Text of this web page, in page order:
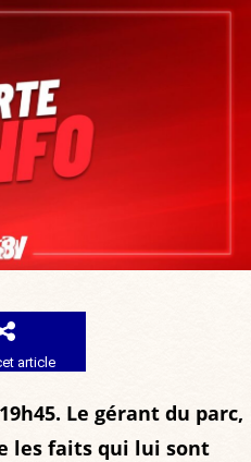
article
Le gérant du parc,
les faits qui lui sont